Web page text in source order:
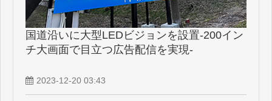
国道沿いに大型LEDビジョンを設置-200イン
チ大画面で目立つ広告配信を実現-
2023-12-20 03:43